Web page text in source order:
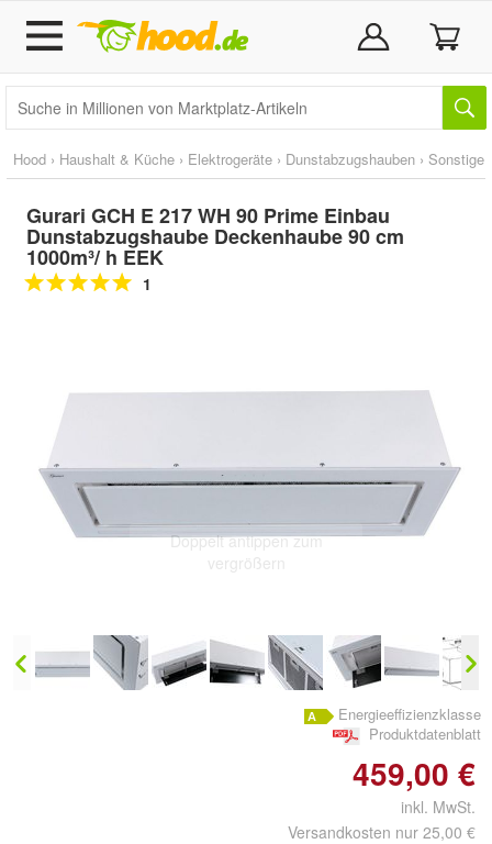
Hood › Haushalt & Küche › Elektrogeräte › Dunstabzugshauben › Sonstige
Gurari GCH E 217 WH 90 Prime Einbau
Dunstabzugshaube Deckenhaube 90 cm
1000m³/ h EEK
1
Doppelt antippen zum
vergrößern
Energieeffizienzklasse
Produktdatenblatt
459,00 €
inkl. MwSt.
Versandkosten nur 25,00 €